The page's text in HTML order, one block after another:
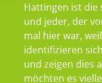
Hattingen ist die
und jeder, der
mal hier war,
identifizieren
und zeigen dies
möchten es